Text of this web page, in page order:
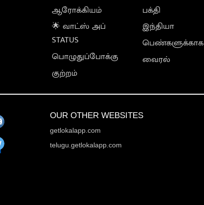
ஆரோக்கியம்
🌟 வாட்ஸ் அப்
STATUS
பொழுதுப்போக்கு
குற்றம்
பக்தி
இந்தியா
பெண்களுக்காக
வைரல்
OUR OTHER WEBSITES
getlokalapp.com
telugu.getlokalapp.com